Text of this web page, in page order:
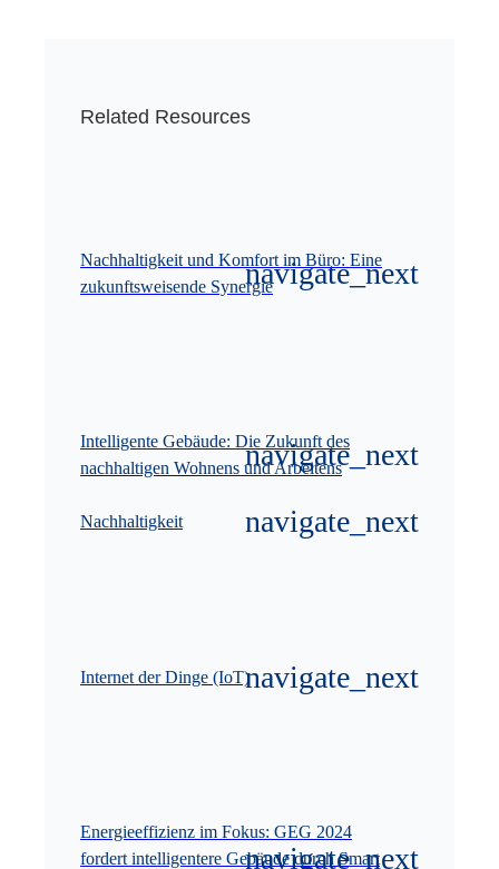
Related Resources
Nachhaltigkeit und Komfort im Büro: Eine
zukunftsweisende Synergie
Intelligente Gebäude: Die Zukunft des
nachhaltigen Wohnens und Arbeitens
Nachhaltigkeit
Internet der Dinge (IoT)
Energieeffizienz im Fokus: GEG 2024
fordert intelligentere Gebäude durch Smart